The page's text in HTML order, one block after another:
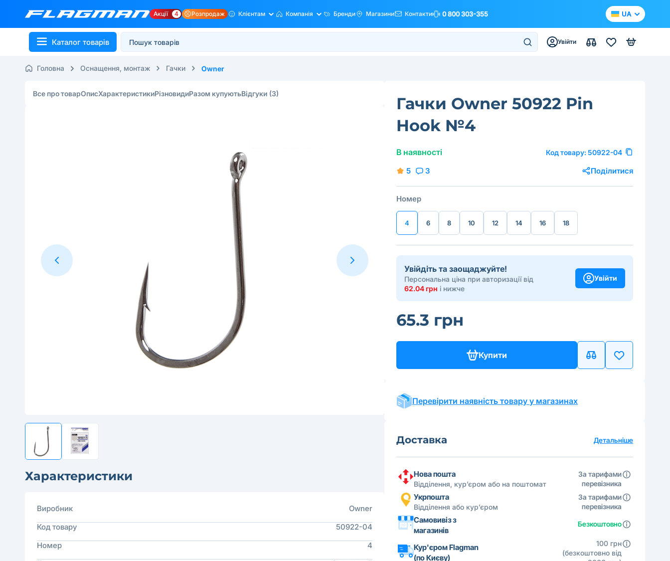
Акції 4 Розпродаж Клієнтам Компанія Бренди Магазини Контакти 0 800 303-355 UA
Каталог товарів Увійти
Головна Оснащення, монтаж Гачки Owner
Все про товарОписХарактеристикиРізновидиРазом купуютьВідгуки (3)
Характеристики
Виробник
Owner
Код товару
50922-04
Номер
4
Гачки Owner 50922 Pin
Hook №4
В наявності Код товару: 50922-04
5 3 Поділитися
Номер
4 6 8 10 12 14 16 18
Увійдіть та заощаджуйте!
Персональна ціна при авторизації від
62.04 грн і нижче
Увійти
65.3 грн
Купити
Перевірити наявність товару у магазинах
Доставка Детальніше
Нова пошта
Відділення, кур’єром або на поштомат
За тарифами
перевізника
Укрпошта
Відділення або кур’єром
За тарифами
перевізника
Самовивіз з
магазинів
Безкоштовно
Кур'єром Flagman
(по Києву)
100 грн
(безкоштовно від